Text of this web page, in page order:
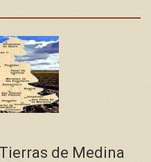
de Medina